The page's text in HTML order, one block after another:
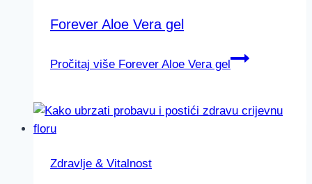
Forever Aloe Vera gel
Pročitaj više Forever Aloe Vera gel
Zdravlje & Vitalnost